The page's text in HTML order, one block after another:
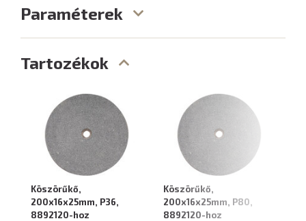
Paraméterek
Tartozékok
Köszörűkő,
200x16x25mm, P36,
8892120-hoz
Köszörűkő,
200x16x25mm, P80,
8892120-hoz